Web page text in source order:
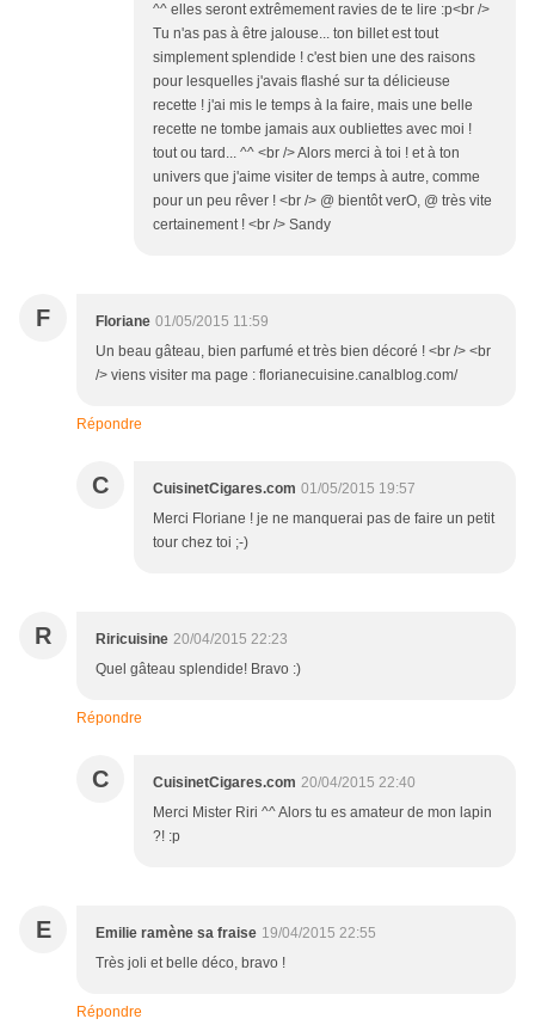
^^ elles seront extrêmement ravies de te lire :p<br />
Tu n'as pas à être jalouse... ton billet est tout
simplement splendide ! c'est bien une des raisons
pour lesquelles j'avais flashé sur ta délicieuse
recette ! j'ai mis le temps à la faire, mais une belle
recette ne tombe jamais aux oubliettes avec moi !
tout ou tard... ^^ <br /> Alors merci à toi ! et à ton
univers que j'aime visiter de temps à autre, comme
pour un peu rêver ! <br /> @ bientôt verO, @ très vite
certainement ! <br /> Sandy
F Floriane 01/05/2015 11:59
Un beau gâteau, bien parfumé et très bien décoré ! <br /> <br
/> viens visiter ma page : florianecuisine.canalblog.com/
Répondre
C CuisinetCigares.com 01/05/2015 19:57
Merci Floriane ! je ne manquerai pas de faire un petit
tour chez toi ;-)
R Riricuisine 20/04/2015 22:23
Quel gâteau splendide! Bravo :)
Répondre
C CuisinetCigares.com 20/04/2015 22:40
Merci Mister Riri ^^ Alors tu es amateur de mon lapin
?! :p
E Emilie ramène sa fraise 19/04/2015 22:55
Très joli et belle déco, bravo !
Répondre